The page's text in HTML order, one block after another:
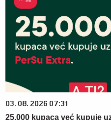
03. 08. 2026 07:31
25.000 kupaca već kupuje